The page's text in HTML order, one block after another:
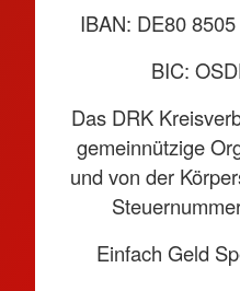
IBAN: DE80
BIC:
Das DRK
gemeinnützige
und von der
Einfach Geld